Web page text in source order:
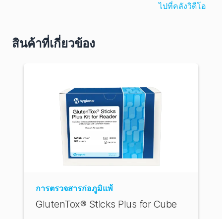
ไปที่คลังวิดีโอ
สินค้าที่เกี่ยวข้อง
การตรวจสารก่อภูมิแพ้
GlutenTox® Sticks Plus for Cube